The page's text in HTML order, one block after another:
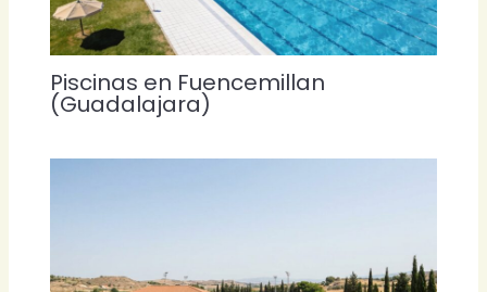
Piscinas en Fuencemillan
(Guadalajara)